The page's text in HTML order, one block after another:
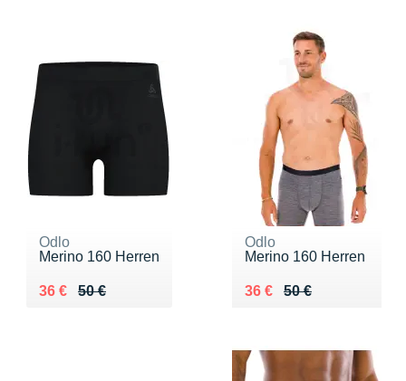
Odlo
Merino 160 Herren
50 €
Au lieu de 50 €
36 €
Vendu 36 €
Odlo
Merino 160 Herren
50 €
Au lieu de 50 €
36 €
Vendu 36 €